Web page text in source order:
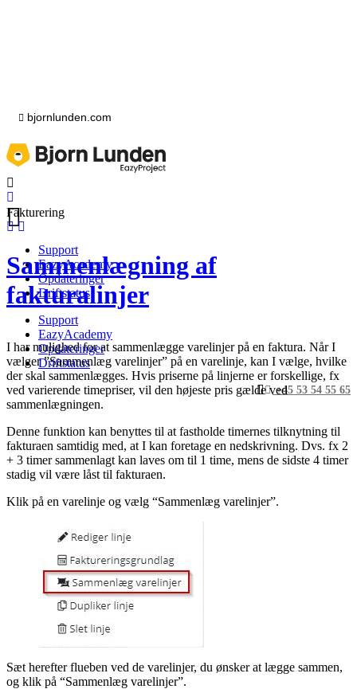
bjornlunden.com
Support
EazyAcademy
Opdateringer
Driftstatus
Support
EazyAcademy
Opdateringer
Driftstatus
+45 53 54 55 65
Fakturering
Sammenlægning af
fakturalinjer
I har mulighed for at sammenlægge varelinjer på en faktura. Når I
vælger ”Sammenlæg varelinjer” på en varelinje, kan I vælge, hvilke
der skal sammenlægges. Hvis priserne på linjerne er forskellige, fx
ved varierende timepriser, vil den højeste pris gælde ved
sammenlægningen.
Denne funktion kan benyttes til at fastholde timernes tilknytning til
fakturaen samtidig med, at I kan foretage en nedskrivning. Dvs. fx 2
+ 3 timer sammenlagt kan laves om til 1 time, mens de sidste 4 timer
stadig vil være låst til fakturaen.
Klik på en varelinje og vælg “Sammenlæg varelinjer”.
Sæt herefter flueben ved de varelinjer, du ønsker at lægge sammen,
og klik på “Sammenlæg varelinjer”.